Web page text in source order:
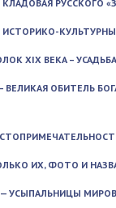
РУССКОГО
ИСТОРИКО-
XIX ВЕКА –
ОБИТЕЛЬ
ИХ, ФОТО И
УСЫПАЛЬНИЦЫ